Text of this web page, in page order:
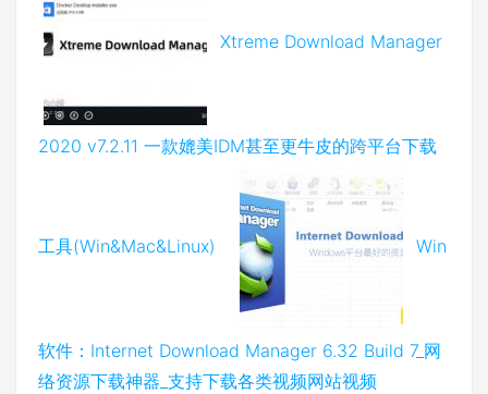
Xtreme Download Manager
2020 v7.2.11 一款媲美IDM甚至更牛皮的跨平台下载
工具(Win&Mac&Linux) Win
软件：Internet Download Manager 6.32 Build 7_网
络资源下载神器_支持下载各类视频网站视频